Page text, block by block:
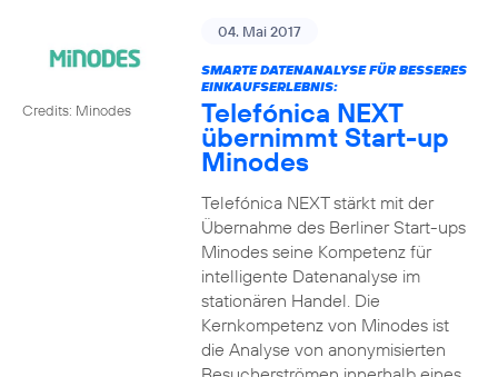
Credits: Minodes
04. Mai 2017
SMARTE DATENANALYSE FÜR BESSERES
EINKAUFSERLEBNIS:
Telefónica NEXT
übernimmt Start-up
Minodes
Telefónica NEXT stärkt mit der
Übernahme des Berliner Start-ups
Minodes seine Kompetenz für
intelligente Datenanalyse im
stationären Handel. Die
Kernkompetenz von Minodes ist
die Analyse von anonymisierten